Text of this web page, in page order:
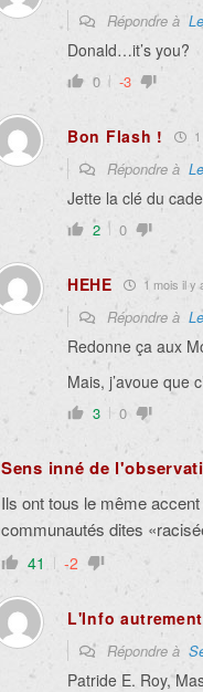
Répondre à
Donald…it’s you?
0 -3
Bon Flash !
Répondre à
Jette la clé du
2 0
HEHE 1 mois il y
Répondre à
Redonne ça aux
Mais, j’avoue que
3 0
Sens inné de
Ils ont tous le même
communautés dites
41 -2
L'Info autrement
Répondre à
Patride E. Roy,